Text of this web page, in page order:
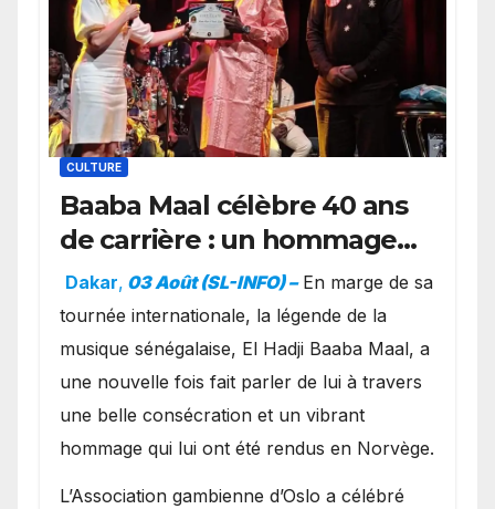
CULTURE
Baaba Maal célèbre 40 ans
de carrière : un hommage
exceptionnel à Oslo en
présence de la famille
royale.
Dakar, 03 Août (SL-INFO) – ​En marge de sa
tournée internationale, la légende de la
musique sénégalaise, El Hadji Baaba Maal, a
une nouvelle fois fait parler de lui à travers
une belle consécration et un vibrant
hommage qui lui ont été rendus en Norvège.
​L’Association gambienne d’Oslo a célébré